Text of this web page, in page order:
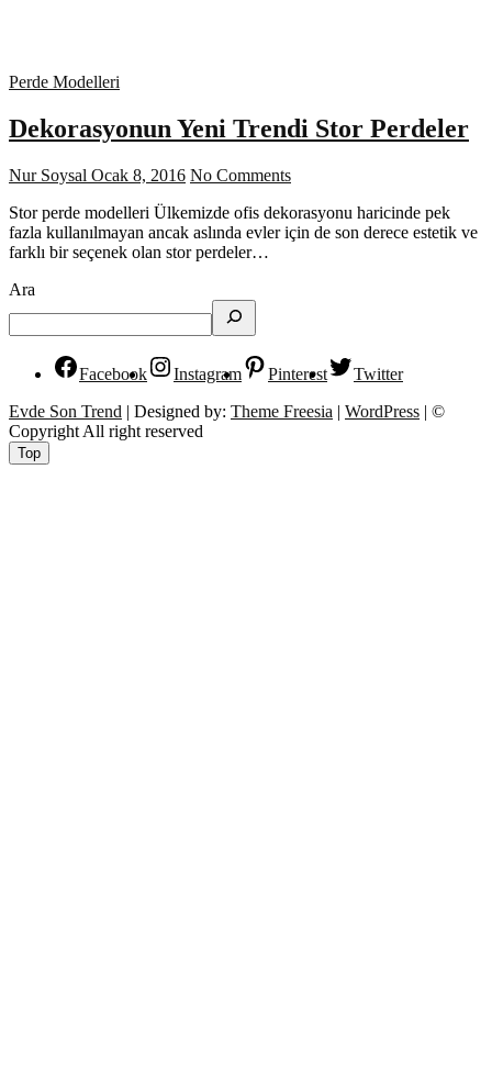
Perde Modelleri
Dekorasyonun Yeni Trendi Stor Perdeler
Nur Soysal Ocak 8, 2016 No Comments
Stor perde modelleri Ülkemizde ofis dekorasyonu haricinde pek
fazla kullanılmayan ancak aslında evler için de son derece estetik ve
farklı bir seçenek olan stor perdeler…
Ara
Facebook Instagram Pinterest
Twitter
Evde Son Trend | Designed by: Theme Freesia | WordPress | ©
Copyright All right reserved
Top